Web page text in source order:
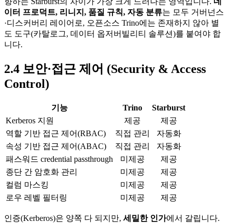
이터 프로덕트, 리니지, 품질 규칙, 자동 분류는 모두 거버넌스
·디스커버리 레이어로, 오픈소스 Trino에는 존재하지 않아 별
도 도구(카탈로그, 데이터 옵저버빌리티 솔루션)를 붙여야 합
니다.
2.4 보안·접근 제어 (Security & Access
Control)
기능 Trino
Starburst
Kerberos 지원
제공
제공
역할 기반 접근 제어(RBAC)
직접 관리
자동화
속성 기반 접근 제어(ABAC)
직접 관리
자동화
패스워드 credential passthrough
미제공
제공
종단 간 암호화 관리
미제공
제공
컬럼 마스킹
미제공
제공
로우 레벨 필터링
미제공 제공
인증(Kerberos)은 양쪽 다 되지만, 세밀한 인가에서 갈립니다.